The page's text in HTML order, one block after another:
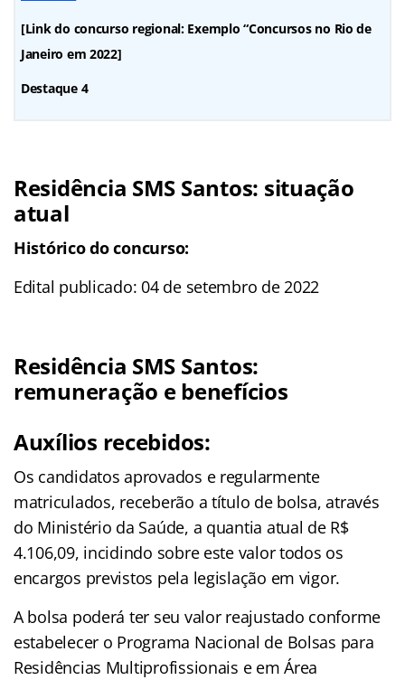
[Link do concurso regional: Exemplo “Concursos no Rio de
Janeiro em 2022]
Destaque 4
Residência SMS Santos: situação
atual
Histórico do concurso:
Edital publicado: 04 de setembro de 2022
Residência SMS Santos:
remuneração e benefícios
Auxílios recebidos:
Os candidatos aprovados e regularmente
matriculados, receberão a título de bolsa, através
do Ministério da Saúde, a quantia atual de R$
4.106,09, incidindo sobre este valor todos os
encargos previstos pela legislação em vigor.
A bolsa poderá ter seu valor reajustado conforme
estabelecer o Programa Nacional de Bolsas para
Residências Multiprofissionais e em Área